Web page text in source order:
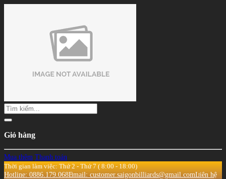
Giỏ hàng
Mua thêm Thanh toán
Thời gian làm việc: Thứ 2 - Thứ 7 ( 8:00 - 18:00)
Hotline: 0886.179.068Email: customer.saigonbilliards@gmail.comLiên hệ